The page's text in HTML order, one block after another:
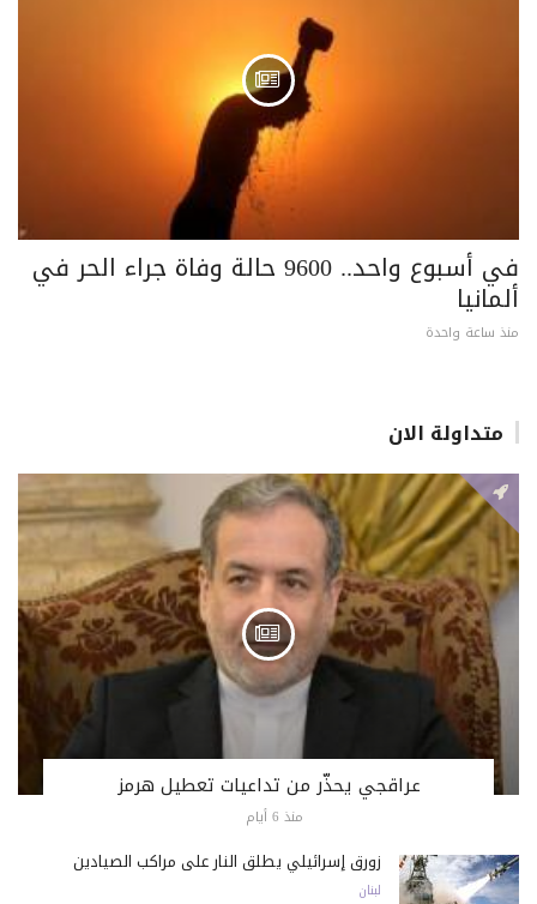
في أسبوع واحد.. 9600 حالة وفاة جراء الحر في
ألمانيا
منذ ساعة واحدة
متداولة الان
عراقجي يحذّر من تداعيات تعطيل هرمز
منذ 6 أيام
زورق إسرائيلي يطلق النار على مراكب الصيادين
لبنان